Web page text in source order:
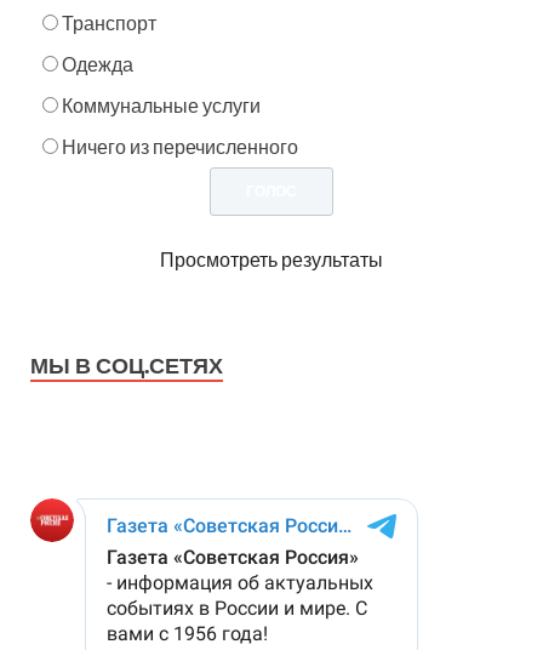
Транспорт
Одежда
Коммунальные услуги
Ничего из перечисленного
Просмотреть результаты
МЫ В СОЦ.СЕТЯХ